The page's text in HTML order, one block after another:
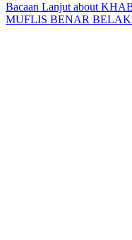
Bacaan Lanjut about
MUFLIS BENAR